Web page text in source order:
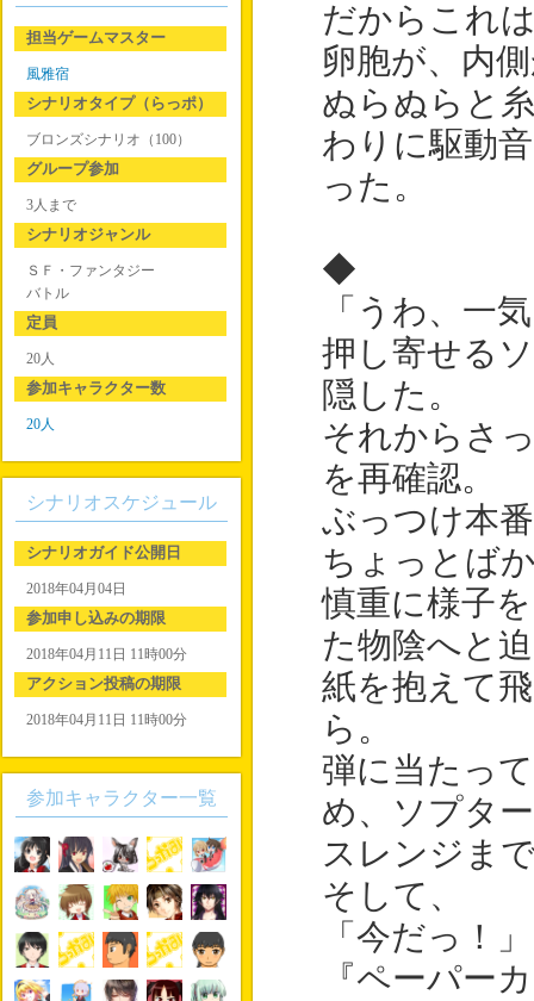
だからこれ
卵胞が、内
ぬらぬらと
わりに駆動
った。
◆
「うわ、一
押し寄せる
隠した。
それからさ
を再確認。
ぶっつけ本
ちょっとば
慎重に様子
た物陰へと
紙を抱えて
ら。
弾に当たっ
め、ソプタ
スレンジま
そして、
「今だっ！」
『ペーパー
担当ゲームマスター
風雅宿
シナリオタイプ（らっポ）
ブロンズシナリオ（100）
グループ参加
3人まで
シナリオジャンル
ＳＦ・ファンタジー
バトル
定員
20人
参加キャラクター数
20人
シナリオスケジュール
シナリオガイド公開日
2018年04月04日
参加申し込みの期限
2018年04月11日 11時00分
アクション投稿の期限
2018年04月11日 11時00分
参加キャラクター一覧